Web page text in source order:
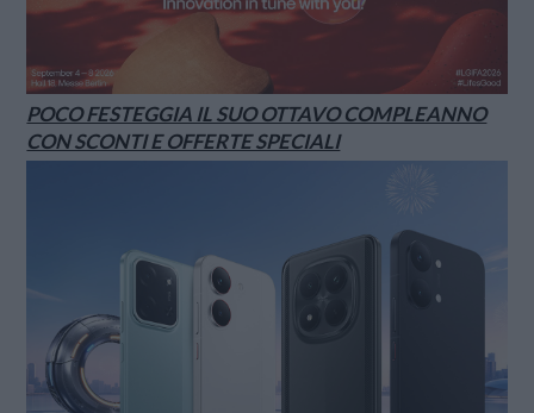
POCO FESTEGGIA IL SUO OTTAVO COMPLEANNO
CON SCONTI E OFFERTE SPECIALI